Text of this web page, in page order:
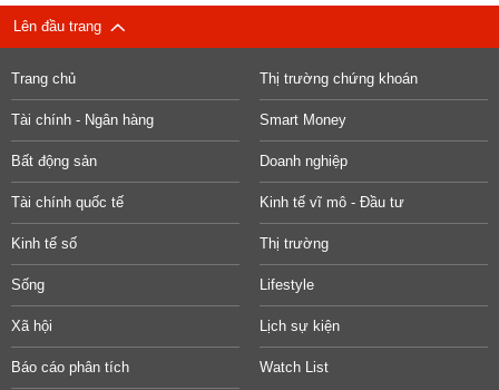
Lên đầu trang
Trang chủ Thị trường chứng khoán
Tài chính - Ngân hàng Smart Money
Bất động sản Doanh nghiệp
Tài chính quốc tế Kinh tế vĩ mô - Đầu tư
Kinh tế số Thị trường
Sống Lifestyle
Xã hội Lịch sự kiện
Báo cáo phân tích Watch List